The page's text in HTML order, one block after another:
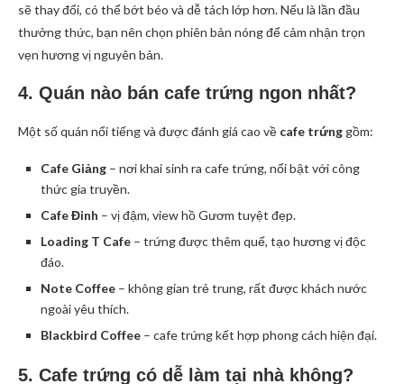
sẽ thay đổi, có thể bớt béo và dễ tách lớp hơn. Nếu là lần đầu
thưởng thức, bạn nên chọn phiên bản nóng để cảm nhận trọn
vẹn hương vị nguyên bản.
4. Quán nào bán cafe trứng ngon nhất?
Một số quán nổi tiếng và được đánh giá cao về cafe trứng gồm:
Cafe Giảng – nơi khai sinh ra cafe trứng, nổi bật với công
thức gia truyền.
Cafe Đinh – vị đậm, view hồ Gươm tuyệt đẹp.
Loading T Cafe – trứng được thêm quế, tạo hương vị độc
đáo.
Note Coffee – không gian trẻ trung, rất được khách nước
ngoài yêu thích.
Blackbird Coffee – cafe trứng kết hợp phong cách hiện đại.
5. Cafe trứng có dễ làm tại nhà không?